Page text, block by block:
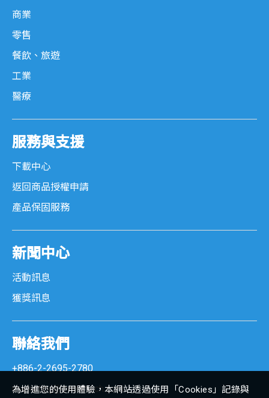
商業
零售
餐飲、旅遊
工業
醫療
服務與支援
下載中心
返回商品授權申請
產品保固服務
新聞中心
活動訊息
獲獎訊息
聯絡我們
+886-2-2695-2780
marketing@senortech.com
為增進您的使用體驗，本網站透過使用「Cookies」記錄與